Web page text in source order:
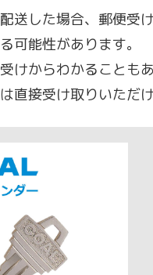
送した場合、郵便受
可能性があります。
けからわかることも
直接受け取りいただ